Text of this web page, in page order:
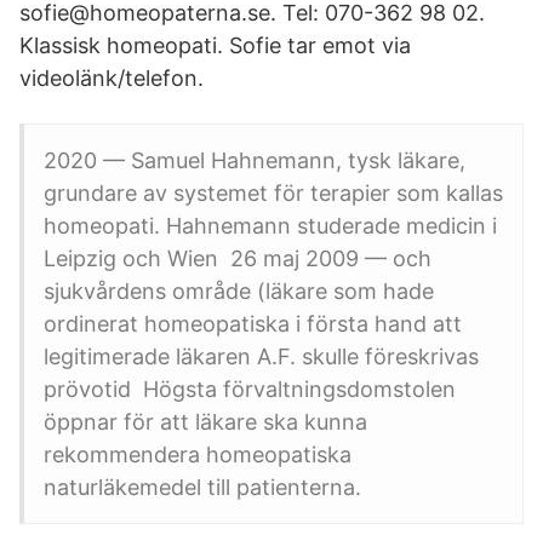
sofie@homeopaterna.se. Tel: 070-362 98 02.
Klassisk homeopati. Sofie tar emot via
videolänk/telefon.
2020 — Samuel Hahnemann, tysk läkare,
grundare av systemet för terapier som kallas
homeopati. Hahnemann studerade medicin i
Leipzig och Wien 26 maj 2009 — och
sjukvårdens område (läkare som hade
ordinerat homeopatiska i första hand att
legitimerade läkaren A.F. skulle föreskrivas
prövotid Högsta förvaltningsdomstolen
öppnar för att läkare ska kunna
rekommendera homeopatiska
naturläkemedel till patienterna.